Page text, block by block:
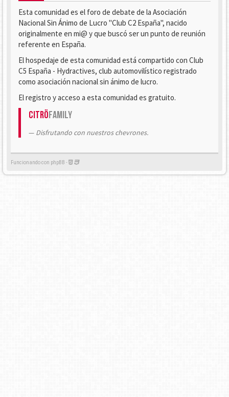
Esta comunidad es el foro de debate de la Asociación
Nacional Sin Ánimo de Lucro "Club C2 España", nacido
originalmente en mi@ y que buscó ser un punto de reunión
referente en España.
El hospedaje de esta comunidad está compartido con Club
C5 España - Hydractives, club automovilístico registrado
como asociación nacional sin ánimo de lucro.
El registro y acceso a esta comunidad es gratuito.
CitröFamily
Disfrutando con nuestros chevrones.
Funcionando con phpBB -